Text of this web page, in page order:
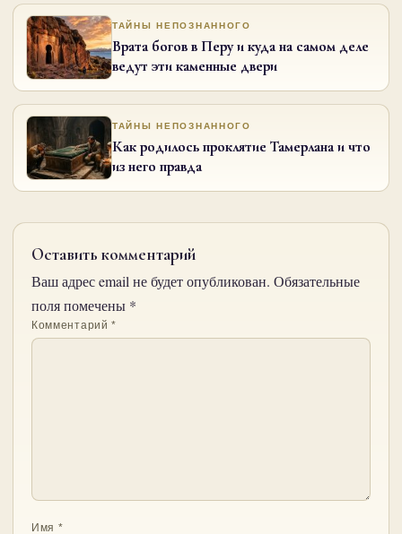
ТАЙНЫ НЕПОЗНАННОГО
Врата богов в Перу и куда на самом деле
ведут эти каменные двери
ТАЙНЫ НЕПОЗНАННОГО
Как родилось проклятие Тамерлана и что
из него правда
Оставить комментарий
Ваш адрес email не будет опубликован. Обязательные
поля помечены *
Комментарий*
Имя *